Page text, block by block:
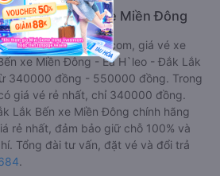
- Đắk Lắk Bến xe Miền Đông
nhất của Vexere.com, giá vé xe
xe Miền Đông - Ea H`leo - Đắk Lắk
340000 đồng - 550000 đồng. Trong
giá vé rẻ nhất, chỉ 340000 đồng.
Lắk Bến xe Miền Đông chính hãng
rẻ nhất, đảm bảo giữ chỗ 100% và
Tổng đài tư vấn, đặt vé và đổi trả
.